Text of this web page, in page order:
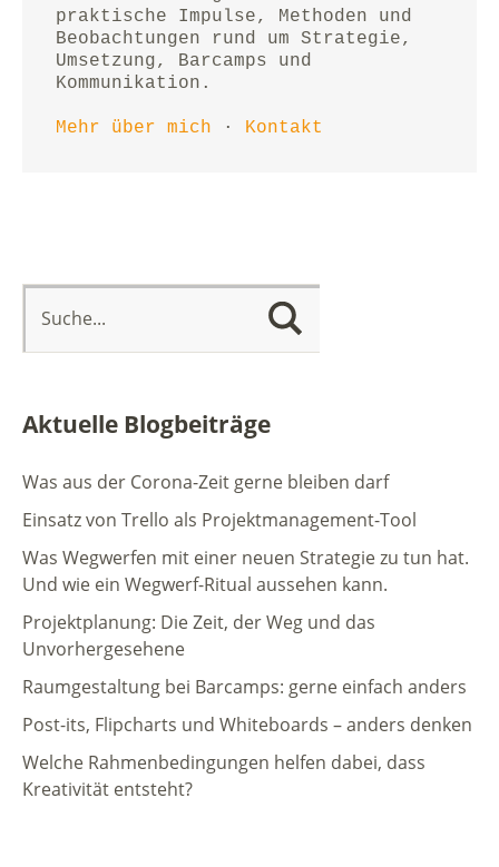
praktische Impulse, Methoden und
Beobachtungen rund um Strategie,
Umsetzung, Barcamps und
Kommunikation.
Mehr über mich · Kontakt
Aktuelle Blogbeiträge
Was aus der Corona-Zeit gerne bleiben darf
Einsatz von Trello als Projektmanagement-Tool
Was Wegwerfen mit einer neuen Strategie zu tun hat.
Und wie ein Wegwerf-Ritual aussehen kann.
Projektplanung: Die Zeit, der Weg und das
Unvorhergesehene
Raumgestaltung bei Barcamps: gerne einfach anders
Post-its, Flipcharts und Whiteboards – anders denken
Welche Rahmenbedingungen helfen dabei, dass
Kreativität entsteht?